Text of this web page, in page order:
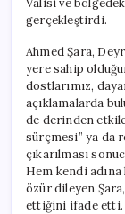
gerçekleştirdi.
Ahmed Şara,
yere sahip
dostlarımız,
açıklamalarda
de derinden
sürçmesi” ya da
çıkarılması
Hem kendi
özür dileyen
ettiğini ifade etti.